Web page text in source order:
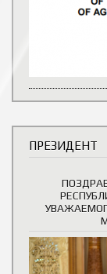
ПРЕЗИДЕНТ